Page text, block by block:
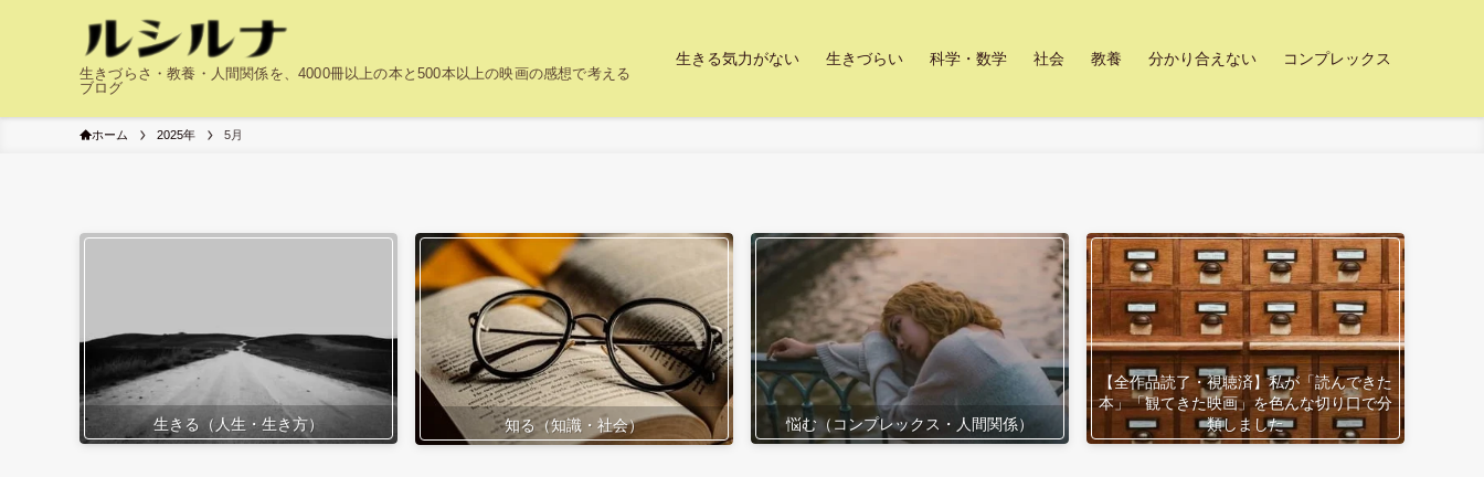
生きづらさ・教養・人間関係を、4000冊以上の本と500本以上の映画の感想で考える
ブログ
生きる気力がない 生きづらい 科学・数学 社会 教養 分かり合えない コンプレックス
ホーム 2025年 5月
生きる（人生・生き方） 知る（知識・社会） 悩む（コンプレックス・人間関係）
【全作品読了・視聴済】私が「読んできた
本」「観てきた映画」を色んな切り口で分
類しました